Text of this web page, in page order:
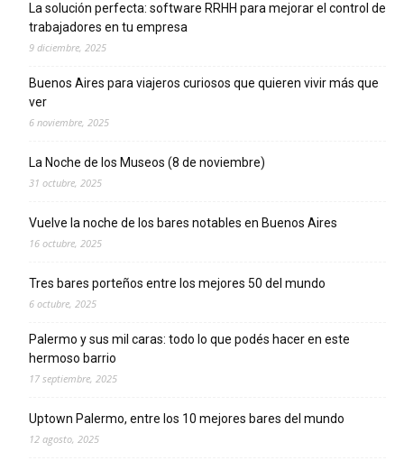
La solución perfecta: software RRHH para mejorar el control de
trabajadores en tu empresa
9 diciembre, 2025
Buenos Aires para viajeros curiosos que quieren vivir más que
ver
6 noviembre, 2025
La Noche de los Museos (8 de noviembre)
31 octubre, 2025
Vuelve la noche de los bares notables en Buenos Aires
16 octubre, 2025
Tres bares porteños entre los mejores 50 del mundo
6 octubre, 2025
Palermo y sus mil caras: todo lo que podés hacer en este
hermoso barrio
17 septiembre, 2025
Uptown Palermo, entre los 10 mejores bares del mundo
12 agosto, 2025